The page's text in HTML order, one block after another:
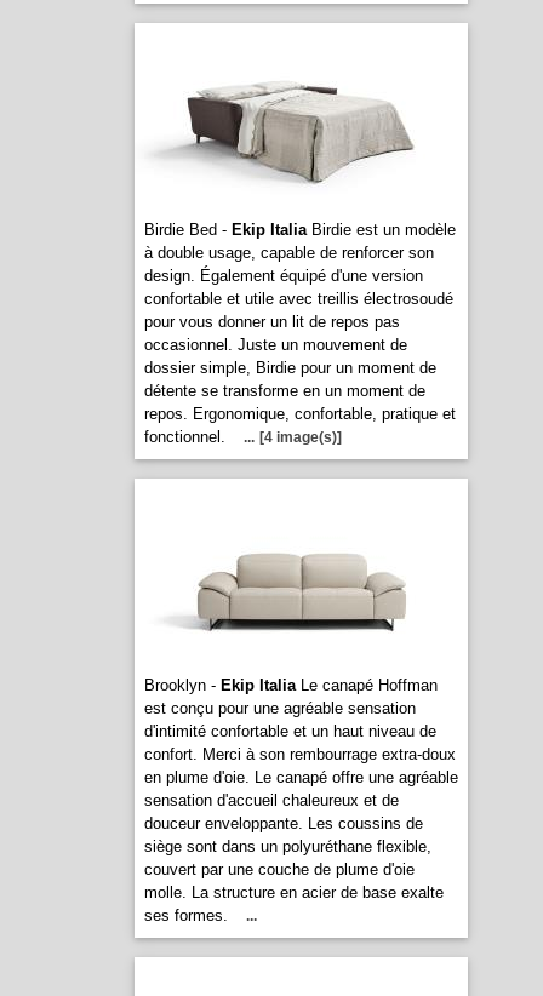
Birdie Bed - Ekip ItaliaBirdie est un modèle
à double usage, capable de renforcer son
design. Également équipé d'une version
confortable et utile avec treillis électrosoudé
pour vous donner un lit de repos pas
occasionnel. Juste un mouvement de
dossier simple, Birdie pour un moment de
détente se transforme en un moment de
repos. Ergonomique, confortable, pratique et
fonctionnel.
... [4 image(s)]
Brooklyn - Ekip ItaliaLe canapé Hoffman
est conçu pour une agréable sensation
d'intimité confortable et un haut niveau de
confort. Merci à son rembourrage extra-doux
en plume d'oie. Le canapé offre une agréable
sensation d'accueil chaleureux et de
douceur enveloppante. Les coussins de
siège sont dans un polyuréthane flexible,
couvert par une couche de plume d'oie
molle. La structure en acier de base exalte
ses formes.
...